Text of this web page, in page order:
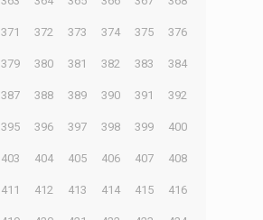
371 372 373 374 375 376
379 380 381 382 383 384
387 388 389 390 391 392
395 396 397 398 399 400
403 404 405 406 407 408
411 412 413 414 415 416